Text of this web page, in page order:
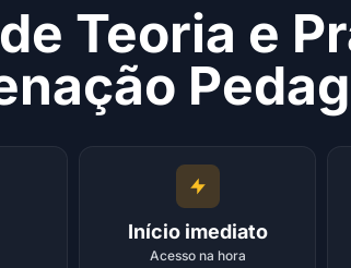
Teoria e
Início imediato
Acesso na hora